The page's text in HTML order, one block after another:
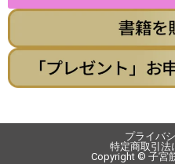
プライバ
特定商取引法
Copyright © 子宮